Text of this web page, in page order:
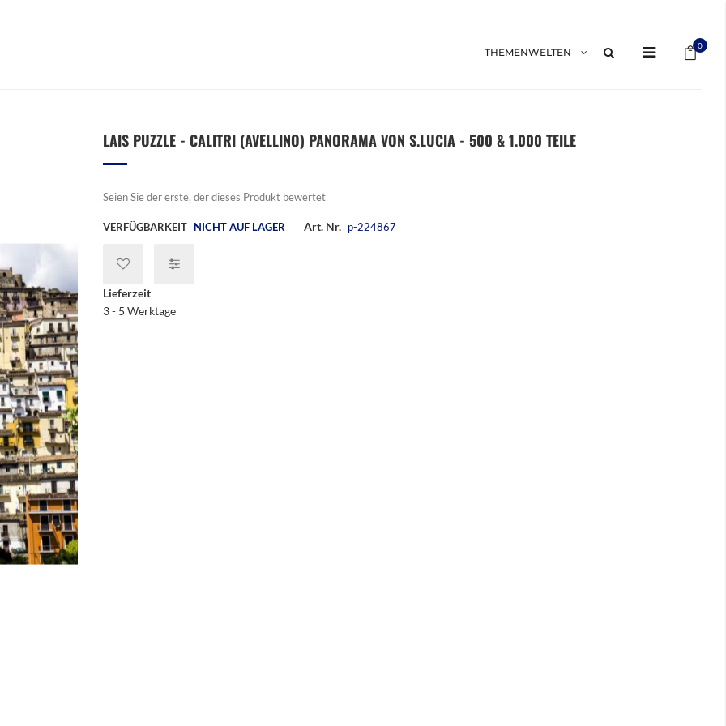
0
THEMENWELTEN
LAIS PUZZLE - CALITRI (AVELLINO) PANORAMA VON S.LUCIA - 500 & 1.000 TEILE
Seien Sie der erste, der dieses Produkt bewertet
VERFÜGBARKEIT NICHT AUF LAGER Art. Nr. p-224867
Lieferzeit
3 - 5 Werktage